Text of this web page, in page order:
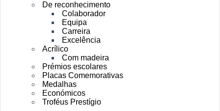
De reconhecimento
Colaborador
Equipa
Carreira
Excelência
Acrílico
Com madeira
Prémios escolares
Placas Comemorativas
Medalhas
Económicos
Troféus Prestígio